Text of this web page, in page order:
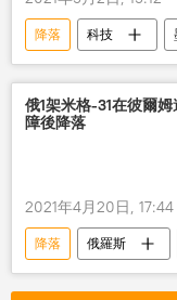
降落 科技
俄1架米格-31在彼爾
障後降落
2021年4月20日, 17:44
降落 俄羅斯
米格-31